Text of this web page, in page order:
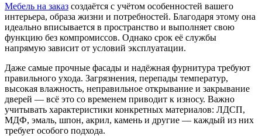
Мебель на заказ создаётся с учётом особенностей вашего
интерьера, образа жизни и потребностей. Благодаря этому она
идеально вписывается в пространство и выполняет свою
функцию без компромиссов. Однако срок её службы
напрямую зависит от условий эксплуатации.
Даже самые прочные фасады и надёжная фурнитура требуют
правильного ухода. Загрязнения, перепады температур,
высокая влажность, неправильное открывание и закрывание
дверей — всё это со временем приводит к износу. Важно
учитывать характеристики конкретных материалов: ЛДСП,
МДФ, эмаль, шпон, акрил, камень и другие — каждый из них
требует особого подхода.